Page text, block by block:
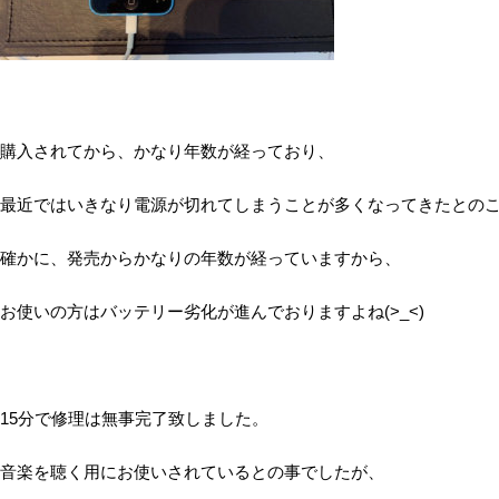
購入されてから、かなり年数が経っており、
最近ではいきなり電源が切れてしまうことが多くなってきたとのこ
確かに、発売からかなりの年数が経っていますから、
お使いの方はバッテリー劣化が進んでおりますよね(>_<)
15分で修理は無事完了致しました。
音楽を聴く用にお使いされているとの事でしたが、